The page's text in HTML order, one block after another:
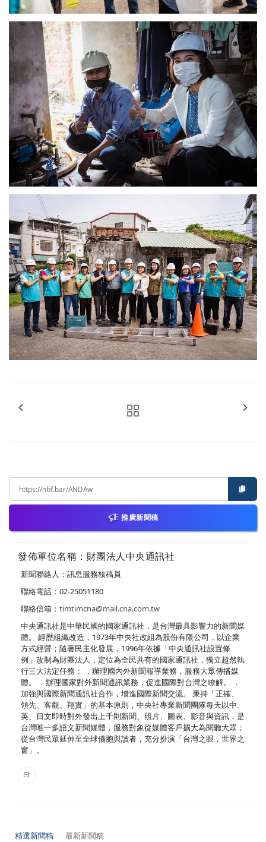
推廣新聞稿
發佈單位名稱：財團法人中央通訊社
新聞聯絡人：訊息服務核稿員
聯絡電話：02-25051180
聯絡信箱： timtimcna@mail.cna.com.tw
中央通訊社是中華民國的國家通訊社，是台灣最具影響力的新聞媒
體。 經歷組織改造，1973年中央社改組為股份有限公司，以企業
方式經營；隨著民主化發展，1996年依據「中央通訊社設置條
例」改制為財團法人，定位為全民共有的國家通訊社，獨立超然執
行三大法定任務： ．辦理國內外新聞報導業務，服務大眾傳播媒
體。 ．辦理國家對外新聞通訊業務，促進國際對台灣之瞭解。 ．
加強與國際新聞通訊社合作，增進國際新聞交流。 秉持「正確、
領先、客觀、翔實」的基本原則，中央社專業新聞團隊每天以中、
英、日文即時對外發出上千則新聞、照片、圖表、影音與資訊，是
台灣唯一多語文新聞媒體，服務對象從媒體客戶擴大為閱聽大眾；
從台灣民眾延伸至全球僑胞與讀者，充分扮演「台灣之眼，世界之
窗」。
精選新聞稿 最新新聞稿